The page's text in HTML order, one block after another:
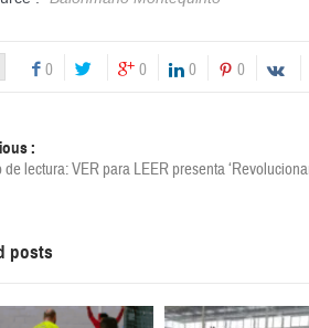
0 0 0 0
:
lectura: VER para LEER presenta
posts